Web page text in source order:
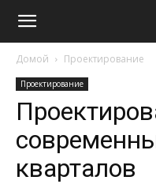
Домой Проектирование
Проектирование
кварталов